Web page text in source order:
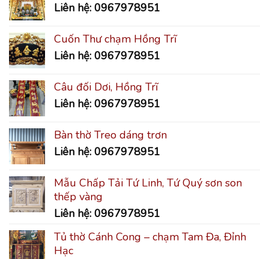
Liên hệ: 0967978951
Cuốn Thư chạm Hồng Trĩ
Liên hệ: 0967978951
Câu đối Dơi, Hồng Trĩ
Liên hệ: 0967978951
Bàn thờ Treo dáng trơn
Liên hệ: 0967978951
Mẫu Chấp Tải Tứ Linh, Tứ Quý sơn son
thếp vàng
Liên hệ: 0967978951
Tủ thờ Cánh Cong – chạm Tam Đa, Đỉnh
Hạc